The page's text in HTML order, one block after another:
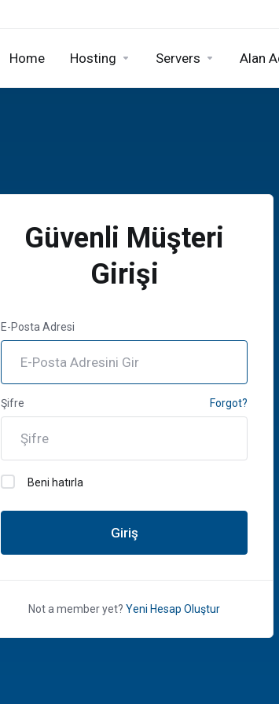
Home Hosting Servers Alan
Güvenli Müşteri
Girişi
E-Posta Adresi
Şifre Forgot?
Beni hatırla
Giriş
Not a member yet? Yeni Hesap Oluştur